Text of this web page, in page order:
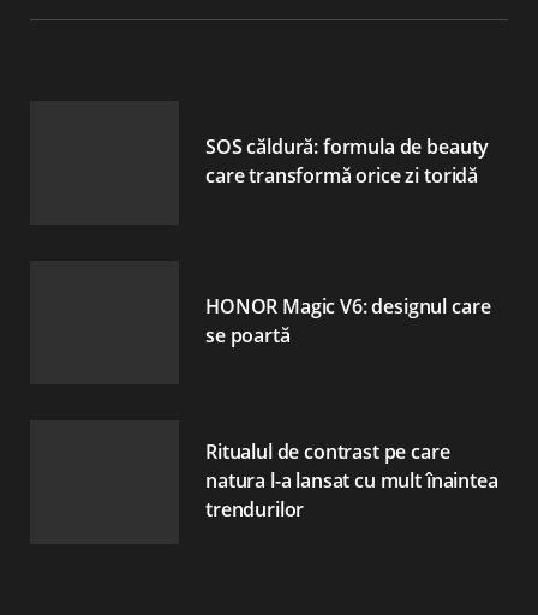
SOS căldură: formula de beauty
care transformă orice zi toridă
HONOR Magic V6: designul care
se poartă
Ritualul de contrast pe care
natura l-a lansat cu mult înaintea
trendurilor